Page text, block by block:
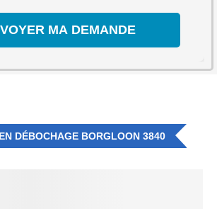
DÉBOCHAGE BORGLOON 3840